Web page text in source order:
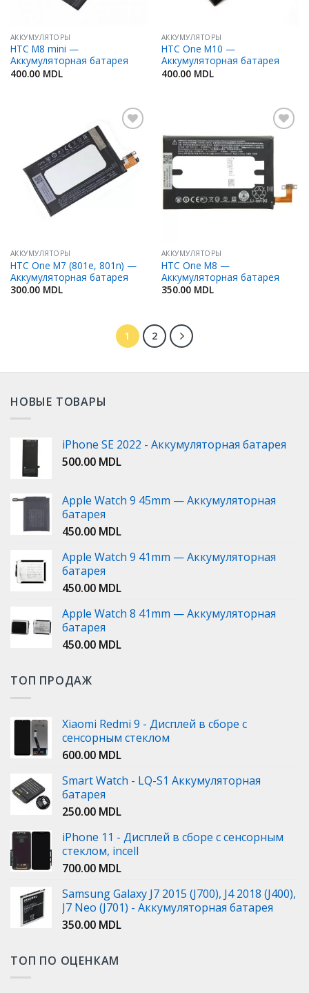
АККУМУЛЯТОРЫ
HTC M8 mini —
Аккумуляторная батарея
400.00 MDL
АККУМУЛЯТОРЫ
HTC One M10 —
Аккумуляторная батарея
400.00 MDL
Добавить
Избранное
АККУМУЛЯТОРЫ
HTC One M7 (801e, 801n) —
Аккумуляторная батарея
300.00 MDL
Добавить
Избранное
АККУМУЛЯТОРЫ
HTC One M8 —
Аккумуляторная батарея
350.00 MDL
1 2
НОВЫЕ ТОВАРЫ
iPhone SE 2022 - Аккумуляторная батарея
500.00 MDL
Apple Watch 9 45mm — Аккумуляторная
батарея
450.00 MDL
Apple Watch 9 41mm — Аккумуляторная
батарея
450.00 MDL
Apple Watch 8 41mm — Аккумуляторная
батарея
450.00 MDL
ТОП ПРОДАЖ
Xiaomi Redmi 9 - Дисплей в сборе с
сенсорным стеклом
600.00 MDL
Smart Watch - LQ-S1 Аккумуляторная
батарея
250.00 MDL
iPhone 11 - Дисплей в сборе с сенсорным
стеклом, incell
700.00 MDL
Samsung Galaxy J7 2015 (J700), J4 2018 (J400),
J7 Neo (J701) - Аккумуляторная батарея
350.00 MDL
ТОП ПО ОЦЕНКАМ